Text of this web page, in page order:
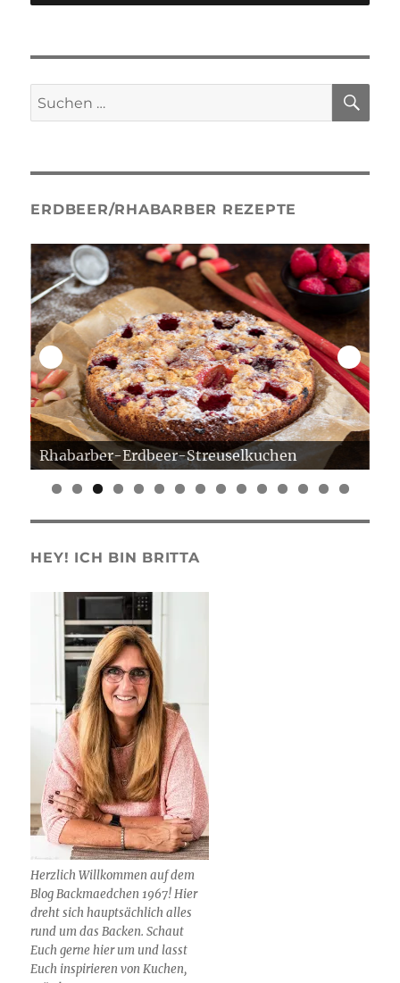
Suche
nach:
ERDBEER/RHABARBER REZEPTE
Rhabarber-Erdbeer-Streuselkuchen
0 1 2 3 4 5
HEY! ICH BIN BRITTA
Herzlich Willkommen auf dem
Blog Backmaedchen 1967! Hier
dreht sich hauptsächlich alles
rund um das Backen. Schaut
Euch gerne hier um und lasst
Euch inspirieren von Kuchen,